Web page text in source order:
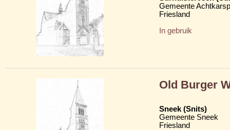
Gemeente
Friesland
In gebruik
Old Burger
Sneek (Snits)
Gemeente Sneek
Friesland